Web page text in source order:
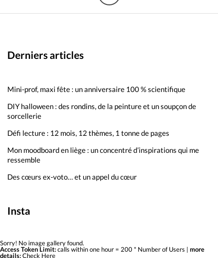
Derniers articles
Mini-prof, maxi fête : un anniversaire 100 % scientifique
DIY halloween : des rondins, de la peinture et un soupçon de
sorcellerie
Défi lecture : 12 mois, 12 thèmes, 1 tonne de pages
Mon moodboard en liège : un concentré d’inspirations qui me
ressemble
Des cœurs ex-voto… et un appel du cœur
Insta
Sorry! No image gallery found.
Access Token Limit:calls within one hour = 200 * Number of Users | more
details:Check Here